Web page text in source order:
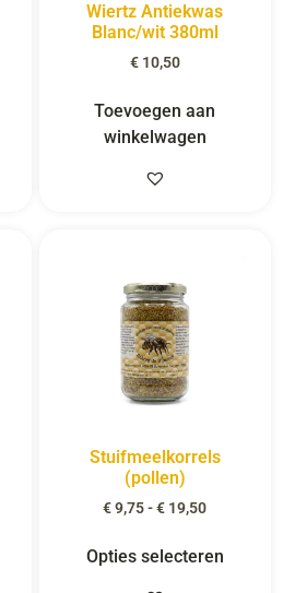
Wiertz Antiekwas
Blanc/wit 380ml
€10,50
Toevoegen aan
winkelwagen
Stuifmeelkorrels
(pollen)
€9,75 - € 19,50
Opties selecteren